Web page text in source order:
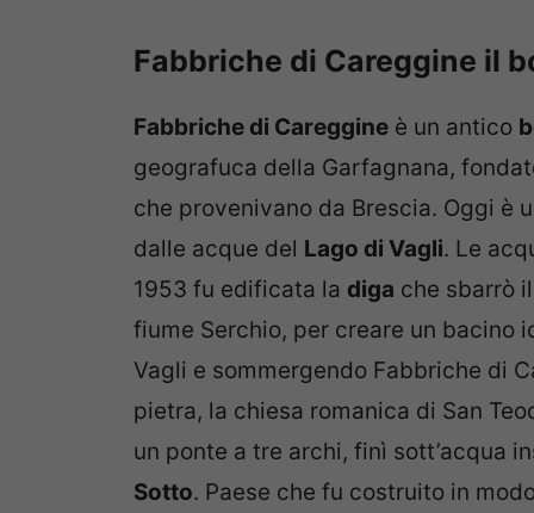
Fabbriche di Careggine il
Fabbriche di Careggine è un antico
geografuca della Garfagnana,
che provenivano da Brescia. Oggi è
dalle acque del Lago di Vagli. Le
1953 fu edificata la diga che sbarrò
fiume Serchio, per creare un
Vagli e sommergendo Fabbriche di
pietra, la chiesa romanica di San
un ponte a tre archi, finì sott’acqua
Sotto. Paese che fu costruito in